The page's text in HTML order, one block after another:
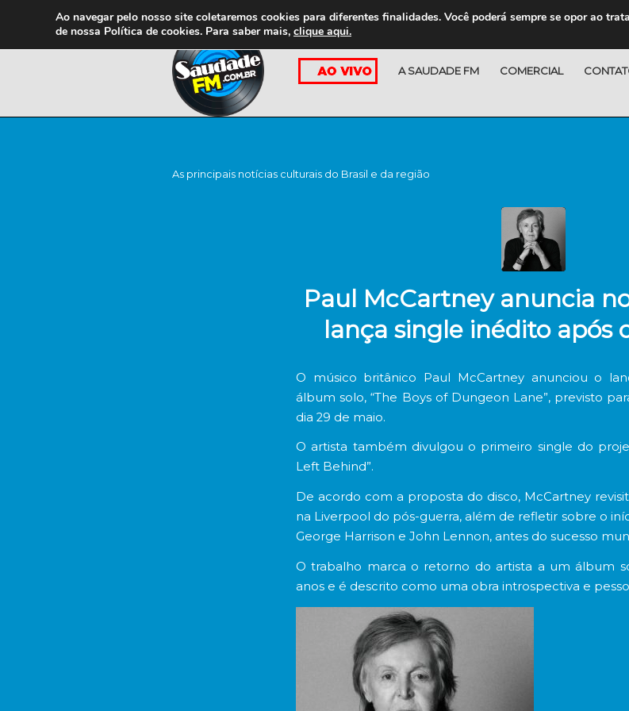
A SAUDADE FM COMERCIAL
As principais notícias culturais do Brasil e da região
Paul McCartney anuncia
lança single inédito após
O músico britânico Paul McCartneyanunciou o
álbum solo, “The Boys of Dungeon Lane”, previsto
dia 29 de maio.
O artista também divulgou o primeiro single do
Left Behind”.
De acordo com a proposta do disco, McCartney
na Liverpool do pós-guerra, além de refletir sobre o
George Harrison e John Lennon, antes do sucesso
O trabalho marca o retorno do artista a um álbum
anos e é descrito como uma obra introspectiva e
Ao navegar pelo nosso site coletaremos cookies para diferentes finalidades. Você poderá sempre se opor ao
de nossa Política de cookies. Para saber mais, clique aqui.